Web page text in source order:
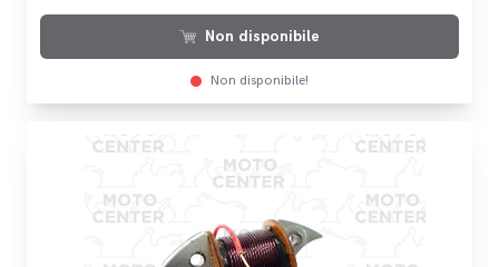
Non disponibile
Non disponibile!